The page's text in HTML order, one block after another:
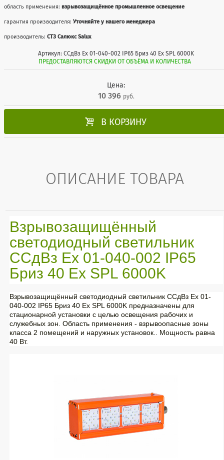
область применения:взрывозащищённое промышленное освещение
гарантия производителя:Уточняйте у нашего менеджера
производитель:СТЗ Салюкс Salux
Артикул: ССдВз Ех 01-040-002 IP65 Бриз 40 Ех SPL 6000K
ПРЕДОСТАВЛЯЮТСЯ СКИДКИ ОТ ОБЪЁМА И КОЛИЧЕСТВА
Цена:
10 396 руб.
 В КОРЗИНУ
ОПИСАНИЕ ТОВАРА
Взрывозащищённый
светодиодный светильник
ССдВз Ех 01-040-002 IP65
Бриз 40 Ех SPL 6000K
Взрывозащищённый светодиодный светильник ССдВз Ех 01-
040-002 IP65 Бриз 40 Ех SPL 6000K предназначены для
стационарной установки с целью освещения рабочих и
служебных зон. Область применения - взрывоопасные зоны
класса 2 помещений и наружных установок.. Мощность равна
40 Вт.